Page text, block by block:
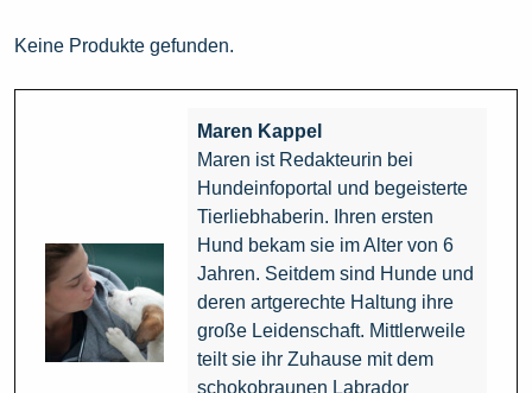
Keine Produkte gefunden.
Maren Kappel
Maren ist Redakteurin bei
Hundeinfoportal und begeisterte
Tierliebhaberin. Ihren ersten
Hund bekam sie im Alter von 6
Jahren. Seitdem sind Hunde und
deren artgerechte Haltung ihre
große Leidenschaft. Mittlerweile
teilt sie ihr Zuhause mit dem
schokobraunen Labrador